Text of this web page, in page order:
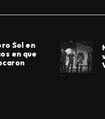
Sol en
en que